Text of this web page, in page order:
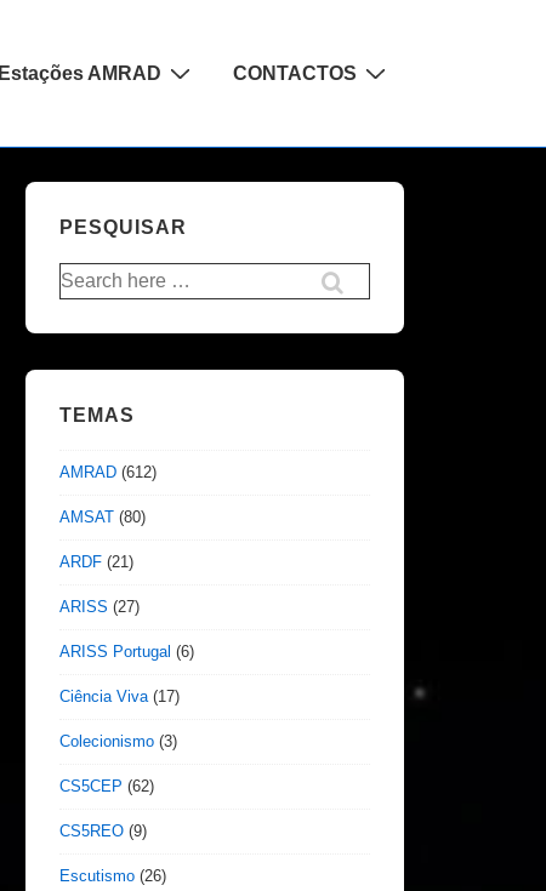
Estações AMRAD CONTACTOS
PESQUISAR
Pesquisar
por:
TEMAS
AMRAD (612)
AMSAT (80)
ARDF (21)
ARISS (27)
ARISS Portugal (6)
Ciência Viva(17)
Colecionismo (3)
CS5CEP (62)
CS5REO (9)
Escutismo (26)